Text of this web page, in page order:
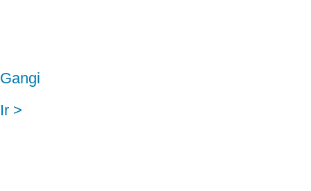
Gangi
Ir >